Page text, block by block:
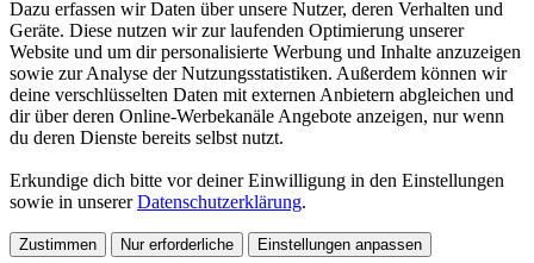
Dazu erfassen wir Daten über unsere Nutzer, deren Verhalten und
Geräte. Diese nutzen wir zur laufenden Optimierung unserer
Website und um dir personalisierte Werbung und Inhalte anzuzeigen
sowie zur Analyse der Nutzungsstatistiken. Außerdem können wir
deine verschlüsselten Daten mit externen Anbietern abgleichen und
dir über deren Online-Werbekanäle Angebote anzeigen, nur wenn
du deren Dienste bereits selbst nutzt.
Erkundige dich bitte vor deiner Einwilligung in den Einstellungen
sowie in unsererDatenschutzerklärung.
Zustimmen Nur erforderliche Einstellungen anpassen